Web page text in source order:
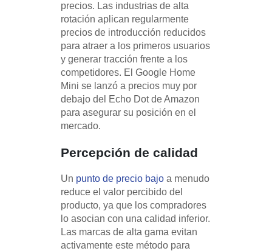
precios. Las industrias de alta
rotación aplican regularmente
precios de introducción reducidos
para atraer a los primeros usuarios
y generar tracción frente a los
competidores. El Google Home
Mini se lanzó a precios muy por
debajo del Echo Dot de Amazon
para asegurar su posición en el
mercado.
Percepción de calidad
Un punto de precio bajo a menudo
reduce el valor percibido del
producto, ya que los compradores
lo asocian con una calidad inferior.
Las marcas de alta gama evitan
activamente este método para